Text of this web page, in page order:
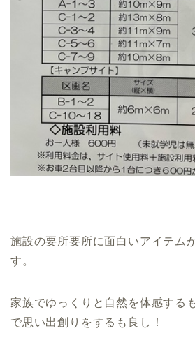
施設の要所要所に面白いアイテム
す。
家族でゆっくりと自然を体感する
で思い出創りをするも良し！